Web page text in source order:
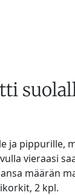
ja pippurille,
vieraasi
määrän
2 kpl.